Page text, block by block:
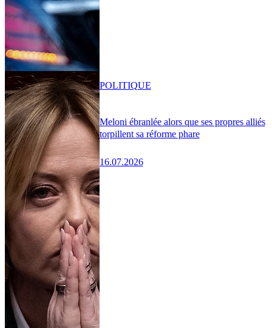
Meloni ébranlée alors que ses propres alliés
torpillent sa réforme phare
16.07.2026
POLITIQUE